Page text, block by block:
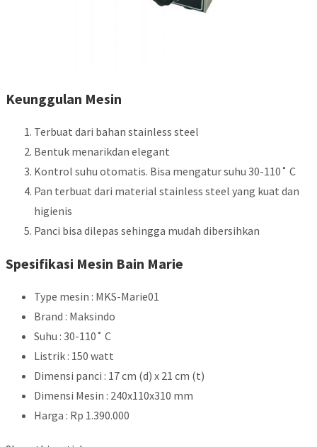
Keunggulan Mesin
Terbuat dari bahan stainless steel
Bentuk menarikdan elegant
Kontrol suhu otomatis. Bisa mengatur suhu 30-110˚ C
Pan terbuat dari material stainless steel yang kuat dan
higienis
Panci bisa dilepas sehingga mudah dibersihkan
Spesifikasi Mesin Bain Marie
Type mesin : MKS-Marie01
Brand : Maksindo
Suhu : 30-110˚ C
Listrik : 150 watt
Dimensi panci : 17 cm (d) x 21 cm (t)
Dimensi Mesin : 240x110x310 mm
Harga : Rp 1.390.000